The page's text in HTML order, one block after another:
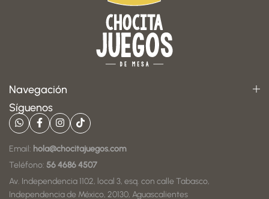
Navegación
Síguenos
Email: hola@chocitajuegos.com
Teléfono: 56 4686 4507
Av. Independencia 1102, local 3, esq. con calle Tabasco,
Independencia de México, 20130, Aguascalientes